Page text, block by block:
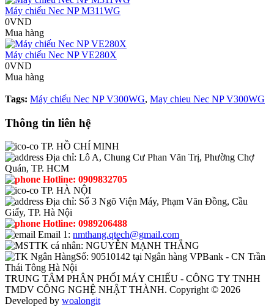
Máy chiếu Nec NP M311WG
0VND
Mua hàng
Máy chiếu Nec NP VE280X
0VND
Mua hàng
Tags: Máy chiếu Nec NP V300WG, May chieu Nec NP V300WG
Thông tin liên hệ
TP. HỒ CHÍ MINH
Địa chỉ: Lô A, Chung Cư Phan Văn Trị, Phường Chợ
Quán, TP. HCM
Hotline: 0909832705
TP. HÀ NỘI
Địa chỉ: Số 3 Ngõ Viện Máy, Phạm Văn Đồng, Cầu
Giấy, TP. Hà Nội
Hotline: 0989206488
Email 1: nmthang.qtech@gmail.com
TK cá nhân: NGUYỄN MẠNH THẮNG
Số: 90510142 tại Ngân hàng VPBank - CN Trần
Thái Tông Hà Nội
TRUNG TÂM PHÂN PHỐI MÁY CHIẾU - CÔNG TY TNHH
TMDV CÔNG NGHỆ NHẬT THÀNH. Copyright © 2026
Developed by woalongit